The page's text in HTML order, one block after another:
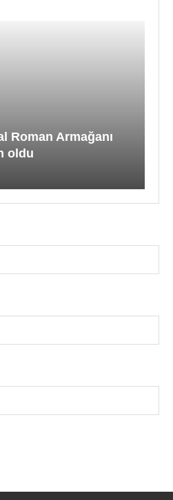
Roman Armağanı
oldu